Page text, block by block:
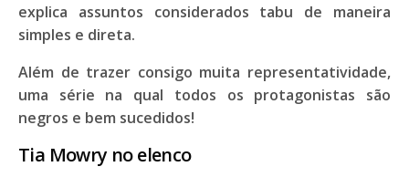
explica assuntos considerados tabu de maneira
simples e direta.
Além de trazer consigo muita representatividade,
uma série na qual todos os protagonistas são
negros e bem sucedidos!
Tia Mowry no elenco